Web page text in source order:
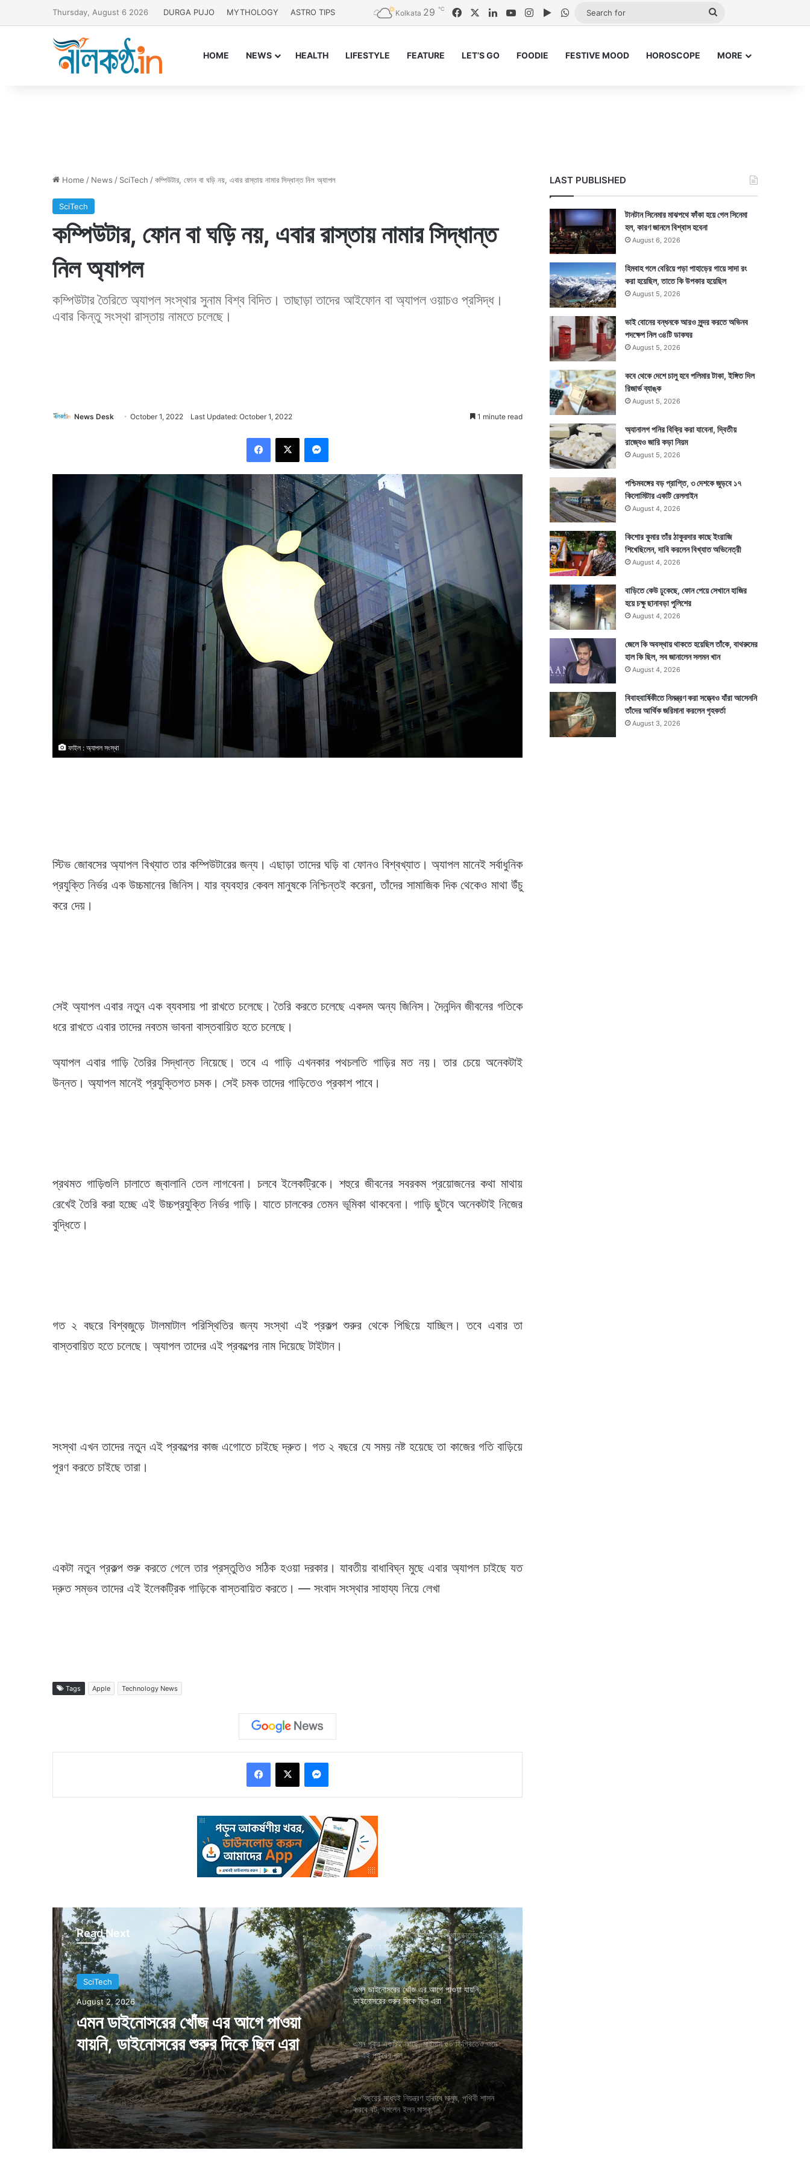
Thursday, August 6 2026 DURGA PUJO MYTHOLOGY ASTRO TIPS Kolkata 29 ℃ FacebookLinkedInYouTubeInstagram
Google Play
WhatsApp
HOME NEWS HEALTH LIFESTYLE FEATURE LET’S GO FOODIE FESTIVE MOOD HOROSCOPE MORE
Home / News / SciTech /কম্পিউটার, ফোন বা ঘড়ি নয়, এবার রাস্তায় নামার সিদ্ধান্ত নিল অ্যাপল
SciTech
কম্পিউটার, ফোন বা ঘড়ি নয়, এবার রাস্তায় নামার সিদ্ধান্ত
নিল অ্যাপল
কম্পিউটার তৈরিতে অ্যাপল সংস্থার সুনাম বিশ্ব বিদিত। তাছাড়া তাদের আইফোন বা অ্যাপল ওয়াচও প্রসিদ্ধ।
এবার কিন্তু সংস্থা রাস্তায় নামতে চলেছে।
News Desk October 1, 2022 Last Updated: October 1, 2022 1 minute read
ফাইল : অ্যাপল সংস্থা
স্টিভ জোবসের অ্যাপল বিখ্যাত তার কম্পিউটারের জন্য। এছাড়া তাদের ঘড়ি বা ফোনও বিশ্বখ্যাত। অ্যাপল মানেই সর্বাধুনিক
প্রযুক্তি নির্ভর এক উচ্চমানের জিনিস। যার ব্যবহার কেবল মানুষকে নিশ্চিন্তই করেনা, তাঁদের সামাজিক দিক থেকেও মাথা উঁচু
করে দেয়।
সেই অ্যাপল এবার নতুন এক ব্যবসায় পা রাখতে চলেছে। তৈরি করতে চলেছে একদম অন্য জিনিস। দৈনন্দিন জীবনের গতিকে
ধরে রাখতে এবার তাদের নবতম ভাবনা বাস্তবায়িত হতে চলেছে।
অ্যাপল এবার গাড়ি তৈরির সিদ্ধান্ত নিয়েছে। তবে এ গাড়ি এখনকার পথচলতি গাড়ির মত নয়। তার চেয়ে অনেকটাই
উন্নত। অ্যাপল মানেই প্রযুক্তিগত চমক। সেই চমক তাদের গাড়িতেও প্রকাশ পাবে।
প্রথমত গাড়িগুলি চালাতে জ্বালানি তেল লাগবেনা। চলবে ইলেকট্রিকে। শহুরে জীবনের সবরকম প্রয়োজনের কথা মাথায়
রেখেই তৈরি করা হচ্ছে এই উচ্চপ্রযুক্তি নির্ভর গাড়ি। যাতে চালকের তেমন ভূমিকা থাকবেনা। গাড়ি ছুটবে অনেকটাই নিজের
বুদ্ধিতে।
গত ২ বছরে বিশ্বজুড়ে টালমাটাল পরিস্থিতির জন্য সংস্থা এই প্রকল্প শুরুর থেকে পিছিয়ে যাচ্ছিল। তবে এবার তা
বাস্তবায়িত হতে চলেছে। অ্যাপল তাদের এই প্রকল্পের নাম দিয়েছে টাইটান।
সংস্থা এখন তাদের নতুন এই প্রকল্পের কাজ এগোতে চাইছে দ্রুত। গত ২ বছরে যে সময় নষ্ট হয়েছে তা কাজের গতি বাড়িয়ে
পূরণ করতে চাইছে তারা।
একটা নতুন প্রকল্প শুরু করতে গেলে তার প্রস্তুতিও সঠিক হওয়া দরকার। যাবতীয় বাধাবিঘ্ন মুছে এবার অ্যাপল চাইছে যত
দ্রুত সম্ভব তাদের এই ইলেকট্রিক গাড়িকে বাস্তবায়িত করতে। — সংবাদ সংস্থার সাহায্য নিয়ে লেখা
Tags Apple Technology News
Read Next
SciTech
July 28, 2026
এমন পুকুর একটিই আছে, মাইনাস ৫০
ডিগ্রিতেও জমে না এই পুকুরের জল
মহাকাশে জন্ম নিল ধান, ভরশূন্য অবস্থায় চালের উৎপাদন
ভবিষ্যতের স্বপ্ন দেখাচ্ছে
এমন ডাইনোসরের খোঁজ এর আগে পাওয়া যায়নি,
ডাইনোসরের শুরুর দিকে ছিল এরা
এমন পুকুর একটিই আছে, মাইনাস ৫০ ডিগ্রিতেও জমে
না এই পুকুরের জল
১০ বছরের মধ্যেই নিয়ন্ত্রণ হারাবে মানুষ, পৃথিবী শাসন
করবে বট, বললেন ইলন মাস্ক
LAST PUBLISHED
টানটান সিনেমার মাঝপথে ফাঁকা হয়ে গেল সিনেমা
হল, কারণ জানলে বিশ্বাস হবেনা
August 6, 2026
হিমবাহ গলে বেরিয়ে পড়া পাহাড়ের গায়ে সাদা রং
করা হয়েছিল, তাতে কি উপকার হয়েছিল
August 5, 2026
ভাই বোনের বন্ধনকে আরও সুন্দর করতে অভিনব
পদক্ষেপ নিল ৩৪টি ডাকঘর
August 5, 2026
কবে থেকে দেশে চালু হবে পলিমার টাকা, ইঙ্গিত দিল
রিজার্ভ ব্যাঙ্ক
August 5, 2026
অ্যানালগ পনির বিক্রি করা যাবেনা, দ্বিতীয়
রাজ্যেও জারি কড়া নিয়ম
August 5, 2026
পশ্চিমবঙ্গের বড় প্রাপ্তি, ৩ দেশকে জুড়বে ১৭
কিলোমিটার একটি রেললাইন
August 4, 2026
কিশোর কুমার তাঁর ঠাকুরদার কাছে ইংরাজি
শিখেছিলেন, দাবি করলেন বিখ্যাত অভিনেত্রী
August 4, 2026
বাড়িতে কেউ ঢুকেছে, ফোন পেয়ে সেখানে হাজির
হয়ে চক্ষু ছানাবড়া পুলিশের
August 4, 2026
জেলে কি অবস্থায় থাকতে হয়েছিল তাঁকে, বাথরুমের
হাল কি ছিল, সব জানালেন সলমন খান
August 4, 2026
বিবাহবার্ষিকীতে নিমন্ত্রণ করা সত্ত্বেও যাঁরা আসেননি
তাঁদের আর্থিক জরিমানা করলেন গৃহকর্তা
August 3, 2026